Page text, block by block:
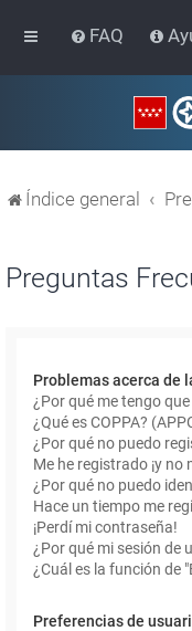
FAQ
Índice general
Preguntas
Problemas acerca de
¿Por qué me tengo
¿Qué es COPPA?
¿Por qué no puedo
Me he registrado ¡y
¿Por qué no puedo
Hace un tiempo me
¡Perdí mi contraseña!
¿Por qué mi sesión de
¿Cuál es la función de
Preferencias de